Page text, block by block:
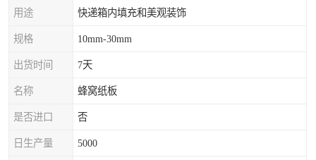
用途 快递箱内填充和美观装饰
规格 10mm-30mm
出货时间 7天
名称 蜂窝纸板
是否进口 否
日生产量 5000